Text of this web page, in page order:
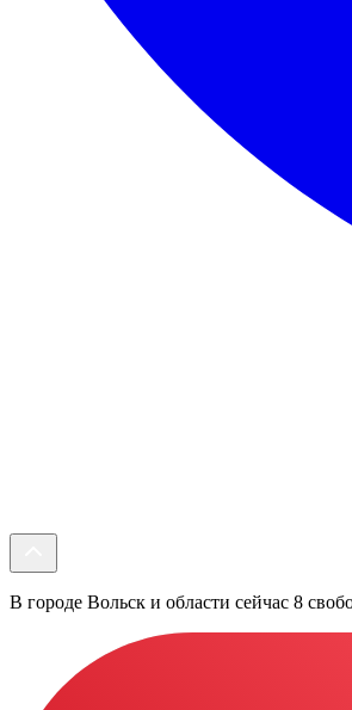
В городе Вольск и области сейчас 8